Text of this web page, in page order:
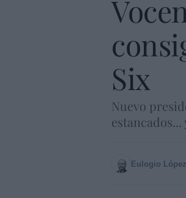
Six
Nuevo
Eulogio López